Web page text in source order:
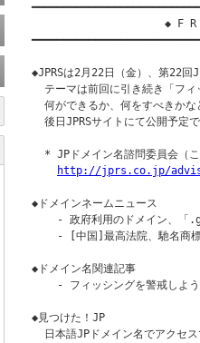
◆ F
◆JPRSは2月22日（金）、第22回
テーマは前回に引き続き「フ
何ができるか、何をすべきか
後日JPRSサイトにて公開予定
* JPドメイン名諮問委員会（
http://jprs.co.jp/
◆ドメインネームニュース
- 政府利用のドメイン、「
- [中国]最高法院、馳名商
◆ドメイン名関連記事
- フィッシングを警戒しよ
◆見つけた！JP
日本語JPドメイン名でアクセ